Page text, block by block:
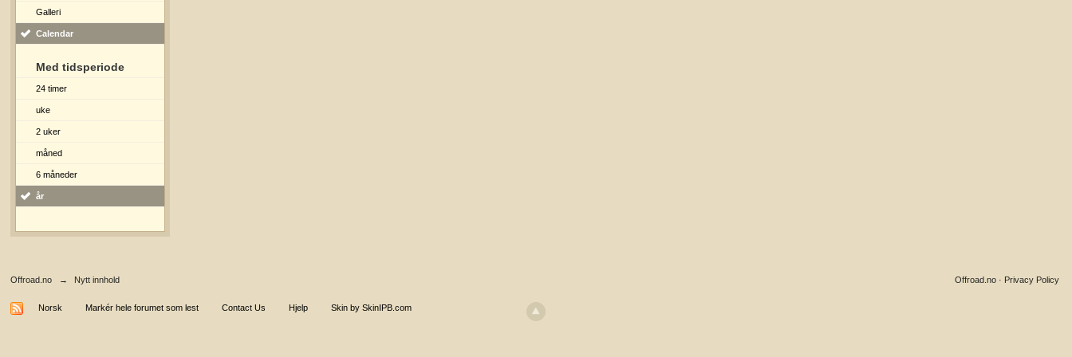
Galleri
Calendar
Med tidsperiode
24 timer
uke
2 uker
måned
6 måneder
år
Offroad.no → Nytt innhold Privacy Policy
Offroad.no ·
Norsk Markér hele forumet som lest Contact Us Hjelp Skin by SkinIPB.com